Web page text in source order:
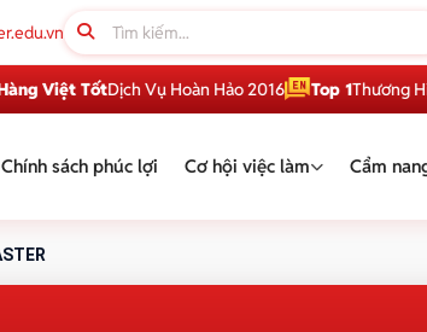
TốtDịch Vụ Hoàn Hảo 2016 Top 1Thương Hiệu
Chính sách phúc lợi Cơ hội việc làm Cẩm